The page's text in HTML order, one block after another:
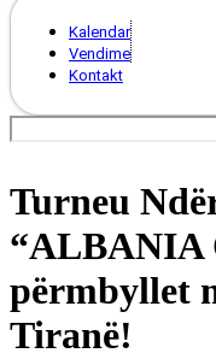
Kalendar
Vendime
Kontakt
Turneu
“ALBANIA
përmbyllet
Tiranë!